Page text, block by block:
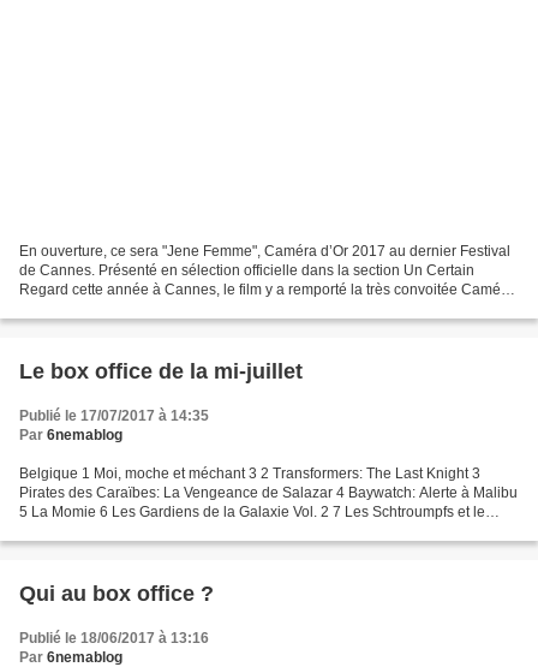
En ouverture, ce sera "Jene Femme", Caméra d’Or 2017 au dernier Festival
de Cannes. Présenté en sélection officielle dans la section Un Certain
Regard cette année à Cannes, le film y a remporté la très convoitée Caméra
Le box office de la mi-juillet
Publié le 17/07/2017 à 14:35
Par 6nemablog
Belgique 1 Moi, moche et méchant 3 2 Transformers: The Last Knight 3
Pirates des Caraïbes: La Vengeance de Salazar 4 Baywatch: Alerte à Malibu
5 La Momie 6 Les Gardiens de la Galaxie Vol. 2 7 Les Schtroumpfs et le
Qui au box office ?
Publié le 18/06/2017 à 13:16
Par 6nemablog